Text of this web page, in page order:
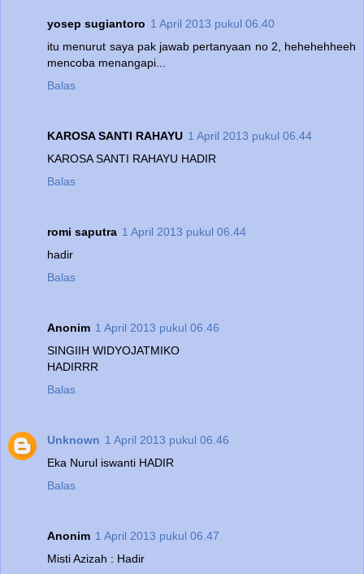
yosep sugiantoro 1 April 2013 pukul 06.40
itu menurut saya pak jawab pertanyaan no 2, hehehehheeh
mencoba menangapi...
Balas
KAROSA SANTI RAHAYU 1 April 2013 pukul 06.44
KAROSA SANTI RAHAYU HADIR
Balas
romi saputra 1 April 2013 pukul 06.44
hadir
Balas
Anonim 1 April 2013 pukul 06.46
SINGIIH WIDYOJATMIKO
HADIRRR
Balas
Unknown 1 April 2013 pukul 06.46
Eka Nurul iswanti HADIR
Balas
Anonim 1 April 2013 pukul 06.47
Misti Azizah : Hadir